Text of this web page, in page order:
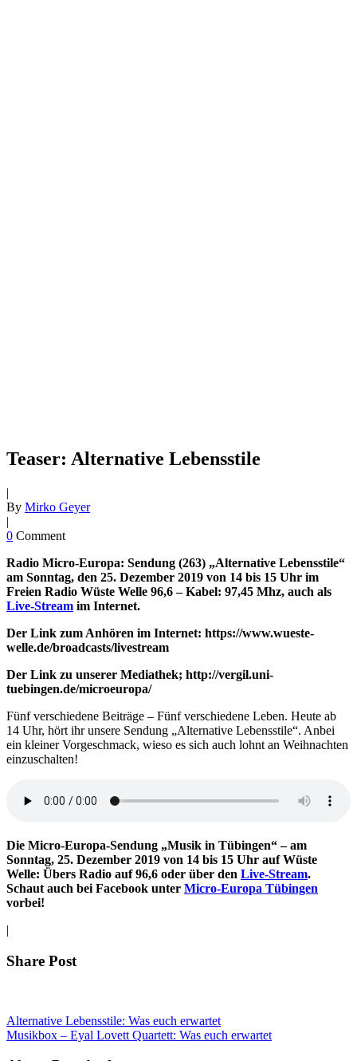
Teaser: Alternative Lebensstile
|
By Mirko Geyer
|
0 Comment
Radio Micro-Europa: Sendung (263) „Alternative Lebensstile“
am Sonntag, den 25. Dezember 2019 von 14 bis 15 Uhr im
Freien Radio Wüste Welle 96,6 – Kabel: 97,45 Mhz, auch als
Live-Stream im Internet.
Der Link zum Anhören im Internet: https://www.wueste-
welle.de/broadcasts/livestream
Der Link zu unserer Mediathek; http://vergil.uni-
tuebingen.de/microeuropa/
Fünf verschiedene Beiträge – Fünf verschiedene Leben. Heute ab
14 Uhr, hört ihr unsere Sendung „Alternative Lebensstile“. Anbei
ein kleiner Vorgeschmack, wieso es sich auch lohnt an Weihnachten
einzuschalten!
Die Micro-Europa-Sendung „Musik in Tübingen“ – am
Sonntag, 25. Dezember 2019 von 14 bis 15 Uhr auf Wüste
Welle: Übers Radio auf 96,6 oder über den Live-Stream.
Schaut auch bei Facebook unter Micro-Europa Tübingen
vorbei!
|
Share Post
Alternative Lebensstile: Was euch erwartet
Musikbox – Eyal Lovett Quartett: Was euch erwartet